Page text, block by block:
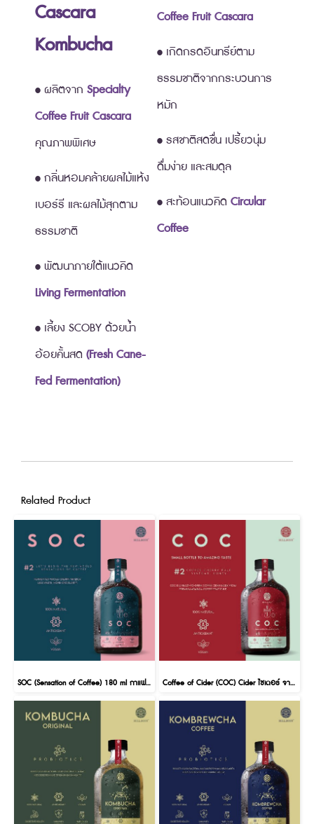
Cascara
Kombucha
• ผลิตจาก Specialty
Coffee Fruit Cascara
คุณภาพพิเศษ
• กลิ่นหอมคล้ายผลไม้แห้ง
เบอร์รี และผลไม้สุกตาม
ธรรมชาติ
• พัฒนาภายใต้แนวคิด
Living Fermentation
• เลี้ยง SCOBY ด้วยน้ำ
อ้อยคั้นสด (Fresh Cane-
Fed Fermentation)
Coffee Fruit Cascara
• เกิดกรดอินทรีย์ตาม
ธรรมชาติจากกระบวนการ
หมัก
• รสชาติสดชื่น เปรี้ยวนุ่ม
ดื่มง่าย และสมดุล
• สะท้อนแนวคิด Circular
Coffee
Related Product
SOC (Sensation of Coffee) 180 ml กาแฟพร้อมดื่ม Coffee of Cider (COC) Cider ไซเดอร์ จากเนื้อผลกาแฟ กาแฟพร้อมดื่ม 180 ml